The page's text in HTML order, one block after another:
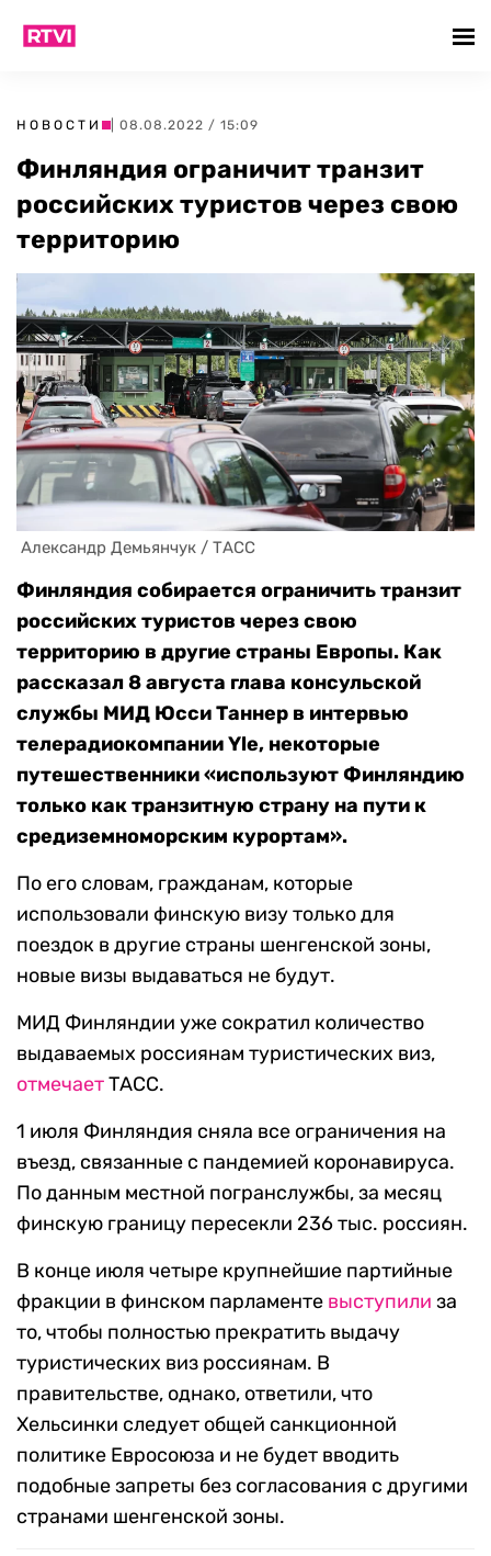
НОВОСТИ | 08.08.2022 / 15:09
Финляндия ограничит транзит
российских туристов через свою
территорию
Александр Демьянчук / ТАСС
Финляндия собирается ограничить транзит
российских туристов через свою
территорию в другие страны Европы. Как
рассказал 8 августа глава консульской
службы МИД Юсси Таннер в интервью
телерадиокомпании Yle, некоторые
путешественники «используют Финляндию
только как транзитную страну на пути к
средиземноморским курортам».
По его словам, гражданам, которые
использовали финскую визу только для
поездок в другие страны шенгенской зоны,
новые визы выдаваться не будут.
МИД Финляндии уже сократил количество
выдаваемых россиянам туристических виз,
отмечаетТАСС.
1 июля Финляндия сняла все ограничения на
въезд, связанные с пандемией коронавируса.
По данным местной погранслужбы, за месяц
финскую границу пересекли 236 тыс. россиян.
В конце июля четыре крупнейшие партийные
фракции в финском парламенте выступили за
то, чтобы полностью прекратить выдачу
туристических виз россиянам. В
правительстве, однако, ответили, что
Хельсинки следует общей санкционной
политике Евросоюза и не будет вводить
подобные запреты без согласования с другими
странами шенгенской зоны.